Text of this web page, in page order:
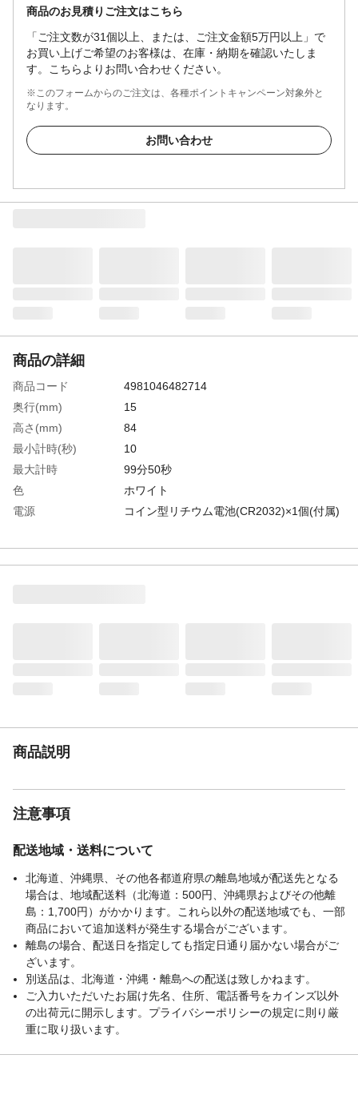
商品のお見積りご注文はこちら
「ご注文数が31個以上、または、ご注文金額5万円以上」で
お買い上げご希望のお客様は、在庫・納期を確認いたしま
す。こちらよりお問い合わせください。
※このフォームからのご注文は、各種ポイントキャンペーン対象外と
なります。
お問い合わせ
商品の詳細
商品コード
4981046482714
奥行(mm)
15
高さ(mm)
84
最小計時(秒)
10
最大計時
99分50秒
色
ホワイト
電源
コイン型リチウム電池(CR2032)×1個(付属)
最小計時
10秒
商品説明
注意事項
配送地域・送料について
北海道、沖縄県、その他各都道府県の離島地域が配送先となる
場合は、地域配送料（北海道：500円、沖縄県およびその他離
島：1,700円）がかかります。これら以外の配送地域でも、一部
商品において追加送料が発生する場合がございます。
離島の場合、配送日を指定しても指定日通り届かない場合がご
ざいます。
別送品は、北海道・沖縄・離島への配送は致しかねます。
ご入力いただいたお届け先名、住所、電話番号をカインズ以外
の出荷元に開示します。プライバシーポリシーの規定に則り厳
重に取り扱います。